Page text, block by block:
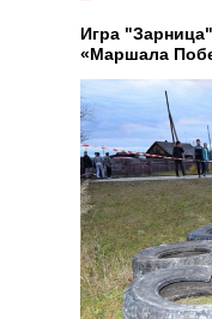
Игра
«Маршала